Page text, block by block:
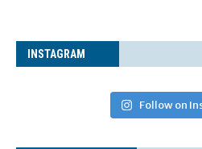
INS­TA­GRAM
Follow on